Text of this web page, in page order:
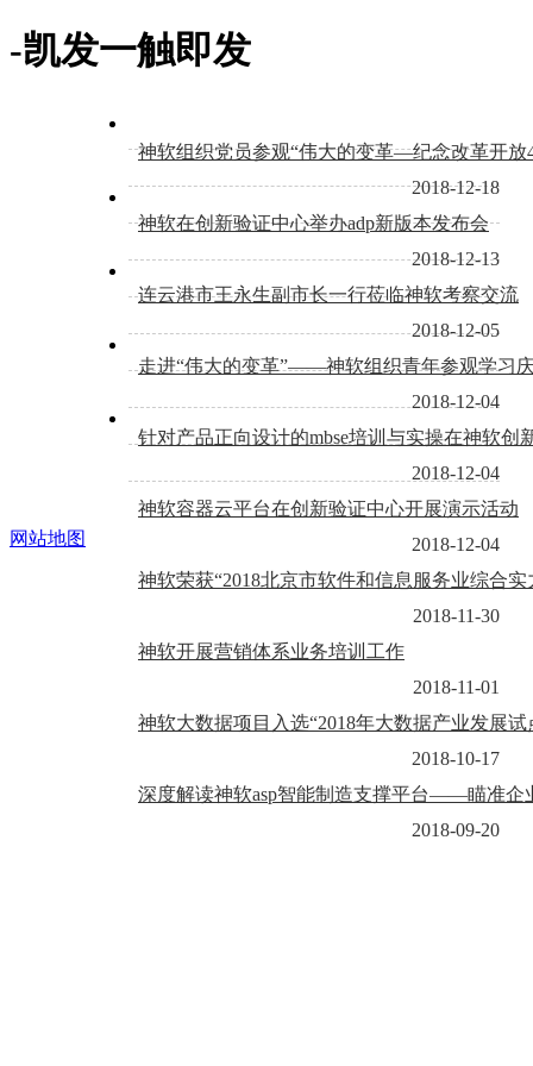
-凯发一触即发
神软组织党员参观“伟大的变革—纪念改革开放
2018-12-18
神软在创新验证中心举办adp新版本发布会
2018-12-13
连云港市王永生副市长一行莅临神软考察交流
2018-12-05
走进“伟大的变革”——神软组织青年参观学习
2018-12-04
针对产品正向设计的mbse培训与实操在神软创
2018-12-04
神软容器云平台在创新验证中心开展演示活动
2018-12-04
神软荣获“2018北京市软件和信息服务业综合
2018-11-30
神软开展营销体系业务培训工作
2018-11-01
神软大数据项目入选“2018年大数据产业发展试
2018-10-17
深度解读神软asp智能制造支撑平台——瞄准企
2018-09-20
网站地图